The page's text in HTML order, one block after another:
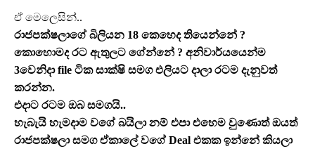
ඒ මෙලෙසින්..
රාජපක්ෂලාගේ බිලියන 18 කෙහෙද තියෙන්නේ ?
කොහොමද රට ඇතුලට ගේන්නේ ? අනිවාර්යයෙන්ම
3වෙනිදා file ටික සාක්ෂි සමග එලියට දාලා රටම දැනුවත්
කරන්න.
එදාට රටම ඔබ සමගයි..
හැබැයි හැමදාම වගේ බයිලා නම් එපා එහෙම වුණොත් ඔයත්
රාජපක්ෂලා සමග ඒකාලේ වගේ Deal එකක ඉන්නේ කියලා